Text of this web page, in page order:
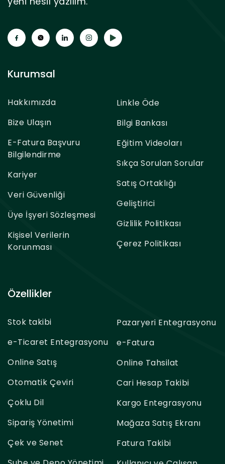
Kurumsal
Hakkımızda
Bize Ulaşın
E-Fatura Başvuru
Bilgilendirme
Kariyer
Veri Güvenliği
Üye İşyeri Sözleşmesi
Kişisel Verilerin
Korunması
Linkle Öde
Bilgi Bankası
Eğitim Videoları
Sıkça Sorulan Sorular
Satış Ortaklığı
Geliştirici
Gizlilik Politikası
Çerez Politikası
Özellikler
Stok takibi
e-Ticaret Entegrasyonu
Online Satış
Otomatik Çeviri
Çoklu Dil
Sipariş Yönetimi
Çek ve Senet
Pazaryeri Entegrasyonu
e-Fatura
Online Tahsilat
Cari Hesap Takibi
Kargo Entegrasyonu
Mağaza Satış Ekranı
Fatura Takibi